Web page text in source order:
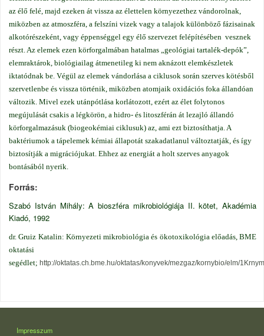
az élő felé, majd ezeken át vissza az élettelen környezethez vándorolnak,
miközben az atmoszféra, a felszíni vizek vagy a talajok különböző fázisainak
alkotórészeként, vagy éppenséggel egy élő szervezet felépítésében vesznek
részt. Az elemek ezen körforgalmában hatalmas „geológiai tartalék-depók”,
elemraktárok, biológiailag átmenetileg ki nem aknázott elemkészletek
iktatódnak be. Végül az elemek vándorlása a ciklusok során szerves kötésből
szervetlenbe és vissza történik, miközben atomjaik oxidációs foka állandóan
változik. Mivel ezek utánpótlása korlátozott, ezért az élet folytonos
megújulását csakis a légkörön, a hidro- és litoszférán át lezajló állandó
körforgalmazásuk (biogeokémiai ciklusuk) az, ami ezt biztosíthatja. A
baktériumok a tápelemek kémiai állapotát szakadatlanul változtatják, és így
biztosítják a migrációjukat. Ehhez az energiát a holt szerves anyagok
bontásából nyerik.
Forrás
Szabó István Mihály: A bioszféra mikrobiológiája II. kötet, Akadémia
Kiadó, 1992
dr. Gruiz Katalin: Környezeti mikrobiológia és ökotoxikológia előadás, BME
oktatási
segédlet; http://oktatas.ch.bme.hu/oktatas/konyvek/mezgaz/kornybio/elm/
LÁBLÉC
Impresszum